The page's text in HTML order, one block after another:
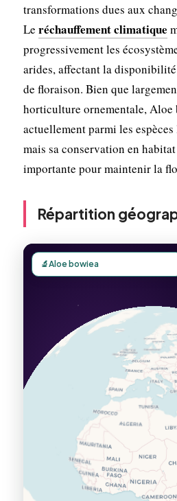
transformations dues aux
Le réchauffement climatique
progressivement les
arides, affectant la
de floraison. Bien que
horticulture ornementale, Aloe
actuellement parmi les espèces
mais sa conservation en
importante pour maintenir la
Répartition